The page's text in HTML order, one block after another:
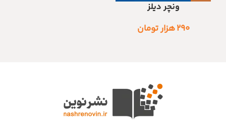
ونچر دیلز
۲۹۰هزار تومان